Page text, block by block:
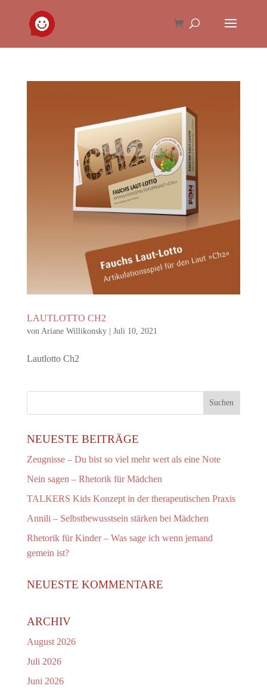
LAUTLOTTO CH2
von Ariane Willikonsky| Juli 10, 2021
Lautlotto Ch2
NEUESTE BEITRÄGE
Zeugnisse – Du bist so viel mehr wert als eine Note
Nein sagen – Rhetorik für Mädchen
TALKERS Kids Konzept in der therapeutischen Praxis
Annili – Selbstbewusstsein stärken bei Mädchen
Rhetorik für Kinder – Was sage ich wenn jemand
gemein ist?
NEUESTE KOMMENTARE
ARCHIV
August 2026
Juli 2026
Juni 2026